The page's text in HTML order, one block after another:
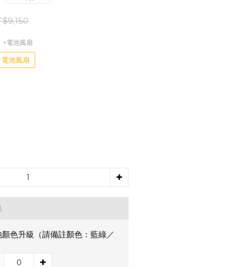
+電池風扇
池風扇
色升級（請備註顏色：藍綠／